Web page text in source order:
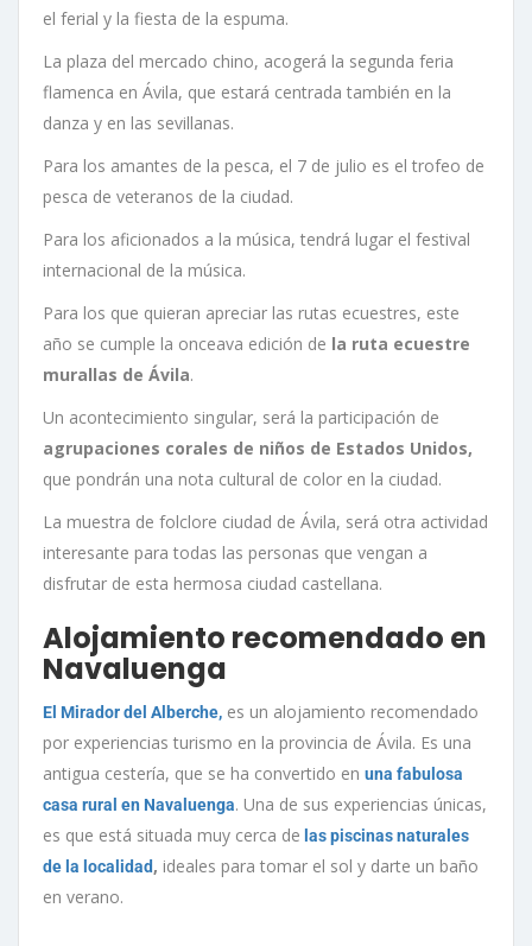
el ferial y la fiesta de la espuma.
La plaza del mercado chino, acogerá la segunda feria
flamenca en Ávila, que estará centrada también en la
danza y en las sevillanas.
Para los amantes de la pesca, el 7 de julio es el trofeo de
pesca de veteranos de la ciudad.
Para los aficionados a la música, tendrá lugar el festival
internacional de la música.
Para los que quieran apreciar las rutas ecuestres, este
año se cumple la onceava edición de la ruta ecuestre
murallas de Ávila.
Un acontecimiento singular, será la participación de
agrupaciones corales de niños de Estados Unidos,
que pondrán una nota cultural de color en la ciudad.
La muestra de folclore ciudad de Ávila, será otra actividad
interesante para todas las personas que vengan a
disfrutar de esta hermosa ciudad castellana.
Alojamiento recomendado en
Navaluenga
El Mirador del Alberche, es un alojamiento recomendado
por experiencias turismo en la provincia de Ávila. Es una
antigua cestería, que se ha convertido en una fabulosa
casa rural en Navaluenga. Una de sus experiencias únicas,
es que está situada muy cerca de las piscinas naturales
de la localidad, ideales para tomar el sol y darte un baño
en verano.